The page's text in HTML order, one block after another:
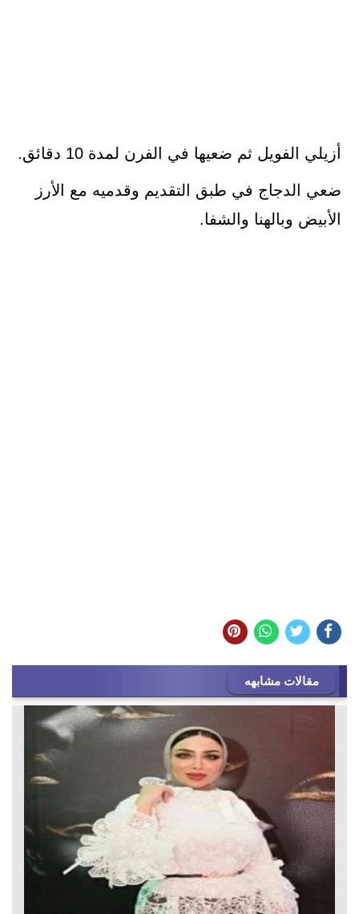
أزيلي الفويل ثم ضعيها في الفرن لمدة 10 دقائق.
ضعي الدجاج في طبق التقديم وقدميه مع الأرز
الأبيض وبالهنا والشفا.
مقالات مشابهه